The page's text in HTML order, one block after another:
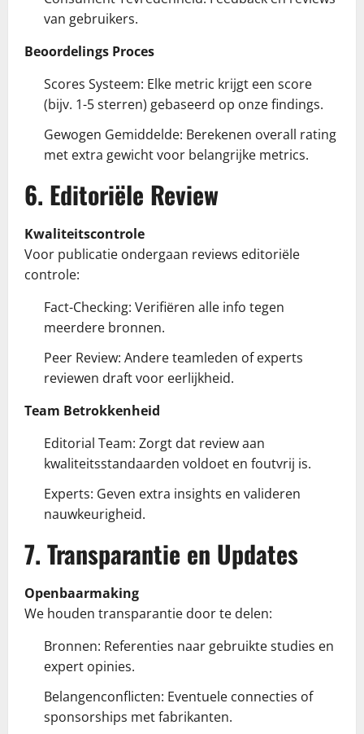
van gebruikers.
Beoordelings Proces
Scores Systeem: Elke metric krijgt een score
(bijv. 1-5 sterren) gebaseerd op onze findings.
Gewogen Gemiddelde: Berekenen overall rating
met extra gewicht voor belangrijke metrics.
6. Editoriële Review
Kwaliteitscontrole
Voor publicatie ondergaan reviews editoriële
controle:
Fact-Checking: Verifiëren alle info tegen
meerdere bronnen.
Peer Review: Andere teamleden of experts
reviewen draft voor eerlijkheid.
Team Betrokkenheid
Editorial Team: Zorgt dat review aan
kwaliteitsstandaarden voldoet en foutvrij is.
Experts: Geven extra insights en valideren
nauwkeurigheid.
7. Transparantie en Updates
Openbaarmaking
We houden transparantie door te delen:
Bronnen: Referenties naar gebruikte studies en
expert opinies.
Belangenconflicten: Eventuele connecties of
sponsorships met fabrikanten.